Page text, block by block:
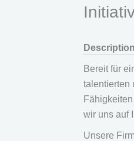
Description
Bereit für
talentierten
wir uns auf
Unsere